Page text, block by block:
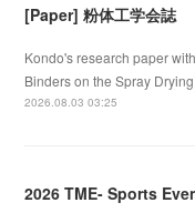
[Paper] 粉体工学会誌
Kondo's research paper
Binders on the Spray
2026.08.03 03:25
2026 TME- Sports